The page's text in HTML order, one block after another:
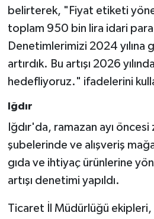
belirterek, "Fiyat etiketi
toplam 950 bin lira idari para
Denetimlerimizi 2024 yılına
artırdık. Bu artışı 2026
hedefliyoruz." ifadelerini
Iğdır
Iğdır'da, ramazan ayı
şubelerinde ve alışveriş
gıda ve ihtiyaç ürünlerine
artışı denetimi yapıldı.
Ticaret İl Müdürlüğü